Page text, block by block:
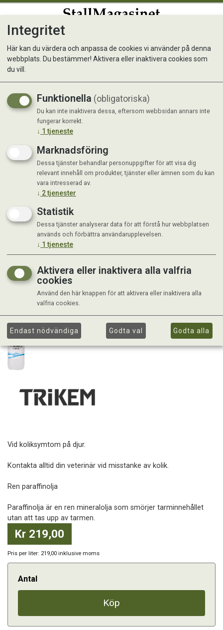
Trikem Parafinolja 1 L
Vid koliksymtom på djur.
Kontakta alltid din veterinär vid misstanke av kolik.
Ren paraffinolja
Paraffinolja är en ren mineralolja som smörjer tarminnehållet
utan att tas upp av tarmen.
Kr 219,00
Pris per liter: 219,00 inklusive moms
Antal
Köp
Integritet
Här kan du värdera och anpassa de cookies vi använder på denna
webbplats. Du bestämmer! Aktivera eller inaktivera cookies som
du vill.
Funktionella (obligatoriska)
Du kan inte inaktivera dessa, eftersom webbsidan annars inte
fungerar korrekt.
↓ 1 tjeneste
Marknadsföring
Dessa tjänster behandlar personuppgifter för att visa dig
relevant innehåll om produkter, tjänster eller ämnen som du kan
vara intresserad av.
↓ 2tjenester
Statistik
Dessa tjänster analyserar data för att förstå hur webbplatsen
används och förbättra användarupplevelsen.
↓ 1 tjeneste
Aktivera eller inaktivera alla valfria
cookies
Använd den här knappen för att aktivera eller inaktivera alla
valfria cookies.
Endast nödvändiga Godta val Godta alla